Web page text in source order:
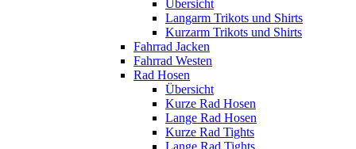
Übersicht
Langarm Trikots und Shirts
Kurzarm Trikots und Shirts
Fahrrad Jacken
Fahrrad Westen
Rad Hosen
Übersicht
Kurze Rad Hosen
Lange Rad Hosen
Kurze Rad Tights
Lange Rad Tights